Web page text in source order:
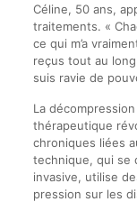
Céline, 50 ans,
traitements. «
ce qui m’a
reçus tout au
suis ravie de
La
thérapeutique
chroniques liées
technique, qui se
invasive, utilise
pression sur les